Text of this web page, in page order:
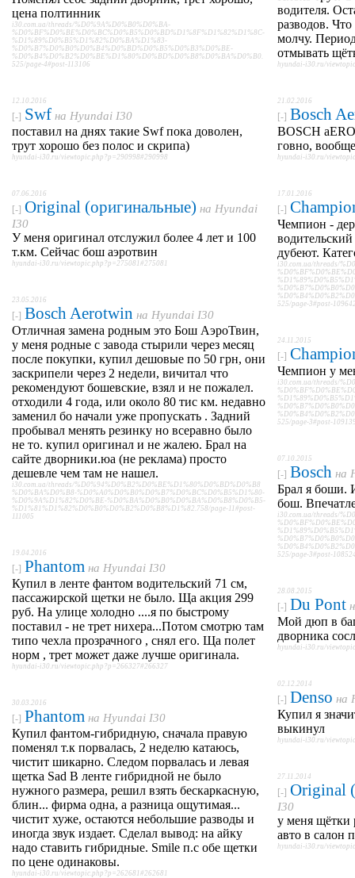
цена полтинник
i30.com.ua/threads/%D0%9A%D0%B0%D0%BA-
%D0%BF%D0%BE%D0%BC%D0%B5%D0%BD%D1%8F%D1%82%D1%8C-
%D1%89%D0%B5%D1%82%D0%BA%D1%83-
%D0%B7%D0%B0%D0%B4%D0%BD%D0%B5%D0%B3%D0%BE-
%D0%B4%D0%B2%D0%BE%D1%80%D0%BD%D0%B8%D0%BA%D0%B0.
525/page-4#post-113106
12.10.2016
[-] Swf на Hyundai I30
поставил на днях такие Swf пока доволен,
трут хорошо без полос и скрипа)
hyundai-i30.ru/viewtopic.php?p=290998#290998
07.06.2016
[-] Original (оригинальные) на Hyundai
I30
У меня оригинал отслужил более 4 лет и 100
т.км. Сейчас бош аэротвин
hyundai-i30.ru/viewtopic.php?p=275081#275081
23.05.2016
[-] Bosch Aerotwin на Hyundai I30
Отличная замена родным это Бош АэроТвин,
у меня родные с завода стырили через месяц
после покупки, купил дешовые по 50 грн, они
заскрипели через 2 недели, вичитал что
рекомендуют бошевские, взял и не пожалел.
отходили 4 года, или около 80 тис км. недавно
заменил бо начали уже пропускать . Задний
пробывал менять резинку но всеравно было
не то. купил оригинал и не жалею. Брал на
сайте дворники.юа (не реклама) просто
дешевле чем там не нашел.
i30.com.ua/threads/%D0%94%D0%B2%D0%BE%D1%80%D0%BD%D0%B8
%D0%BA%D0%B8-%D0%A0%D0%B0%D0%B7%D0%BC%D0%B5%D1%80-
%D0%9A%D1%82%D0%BE-%D0%BA%D0%B0%D0%BA%D0%B8%D0%B5-
%D1%81%D1%82%D0%B0%D0%B2%D0%B8%D1%82.758/page-11#post-
111005
19.04.2016
[-] Phantom на Hyundai I30
Купил в ленте фантом водительский 71 см,
пассажирской щетки не было. Ща акция 299
руб. На улице холодно ....я по быстрому
поставил - не трет нихера...Потом смотрю там
типо чехла прозрачного , снял его. Ща полет
норм , трет может даже лучше оригинала.
hyundai-i30.ru/viewtopic.php?p=266327#266327
30.03.2016
[-] Phantom на Hyundai I30
Купил фантом-гибридную, сначала правую
поменял т.к порвалась, 2 неделю катаюсь,
чистит шикарно. Следом порвалась и левая
щетка Sad В ленте гибридной не было
нужного размера, решил взять бескаркасную,
блин... фирма одна, а разница ощутимая...
чистит хуже, остаются небольшие разводы и
иногда звук издает. Сделал вывод: на айку
надо ставить гибридные. Smile п.с обе щетки
по цене одинаковы.
hyundai-i30.ru/viewtopic.php?p=262681#262681
водителя.
разводов.
молчу.
отмывать
hyundai-i30.ru/
21.02.2016
[-] Bosch
BOSCH
говно,
hyundai-i30.ru/
17.01.2016
[-]
Чемпион -
дубеют.
i30.com.ua/threads/
525/page-3#post-
24.11.2015
[-]
Чемпион у
i30.com.ua/threads/
525/page-3#post-
07.10.2015
[-] Bosch на
Брал я боши.
бош.
i30.com.ua/threads/
525/page-3#post-
28.08.2015
[-] Du Pont
Мой дюп в
дворника
hyundai-i30.ru/
02.12.2014
[-] Denso на
Купил я
выкинул
hyundai-i30.ru/
27.11.2014
[-] Original
I30
у меня щётки
авто в салон
hyundai-i30.ru/